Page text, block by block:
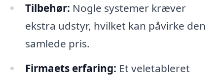
Tilbehør: Nogle systemer kræver
ekstra udstyr, hvilket kan påvirke den
samlede pris.
Firmaets erfaring: Et veletableret